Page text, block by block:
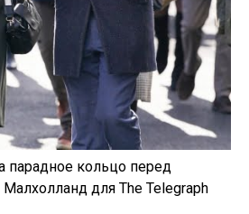
парадное кольцо перед
для The Telegraph